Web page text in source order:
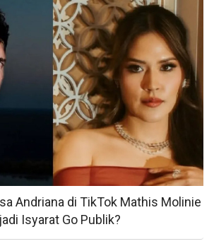
Andriana di TikTok Mathis Molinie
Isyarat Go Publik?